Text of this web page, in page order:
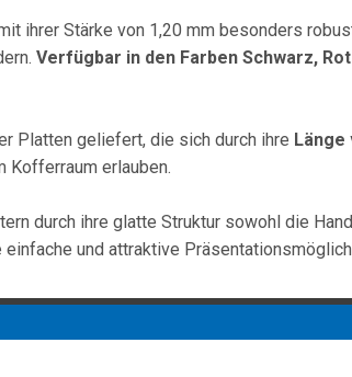
ihrer Stärke von 1,20 mm besonders
Verfügbar in den Farben Schwarz,
Platten geliefert, die sich durch ihre Länge
Kofferraum erlauben.
durch ihre glatte Struktur sowohl die
und attraktive